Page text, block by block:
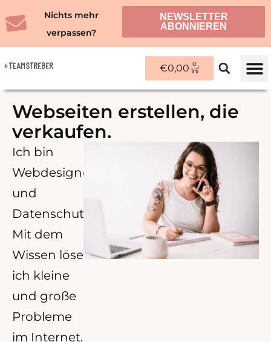
Inhalt
Nichts mehr
verpassen?
NEWSLETTER
ABONNIEREN
€0,00 0
WARENKORB
Webseiten erstellen, die
verkaufen.
Ich bin
Webdesignerin
und
Datenschutzbeauftragte.
Mit dem
Wissen löse
ich kleine
und große
Probleme
im Internet.